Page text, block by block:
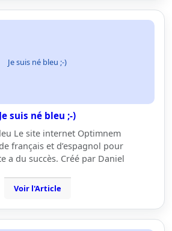
Je suis né bleu ;-)
Je suis né bleu ;-)
Le site internet Optimnem
français et d’espagnol pour
a du succès. Créé par Daniel
Voir l'Article